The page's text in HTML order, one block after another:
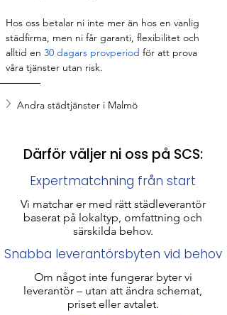
Hos oss betalar ni inte mer än hos en vanlig
städfirma, men ni får garanti, flexibilitet och
alltid en 30 dagars provperiod för att prova
våra tjänster utan risk.
Andra städtjänster i Malmö
Därför väljer ni oss på SCS:
Expertmatchning från start
Vi matchar er med rätt städleverantör
baserat på lokaltyp, omfattning och
särskilda behov.
Snabba leverantörsbyten vid behov
Om något inte fungerar byter vi
leverantör – utan att ändra schemat,
priset eller avtalet.